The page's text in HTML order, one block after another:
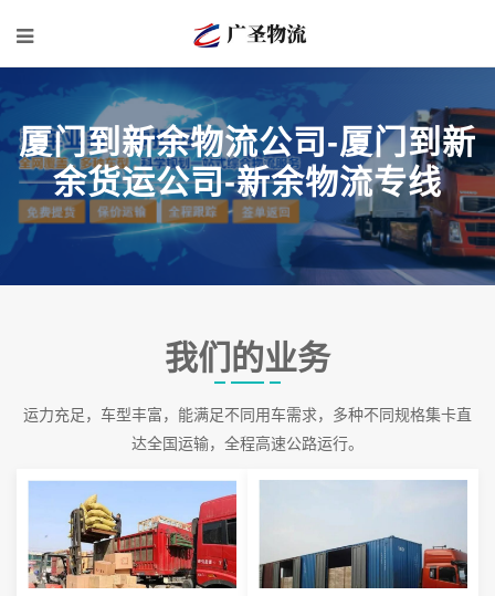
厦门到新余物流公司-厦门到新
余货运公司-新余物流专线
我们的业务
运力充足，车型丰富，能满足不同用车需求，多种不同规格集卡直
达全国运输，全程高速公路运行。